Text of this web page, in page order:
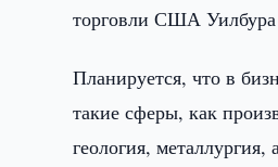
торговли США Уилбура
Планируется, что в
такие сферы, как
геология,